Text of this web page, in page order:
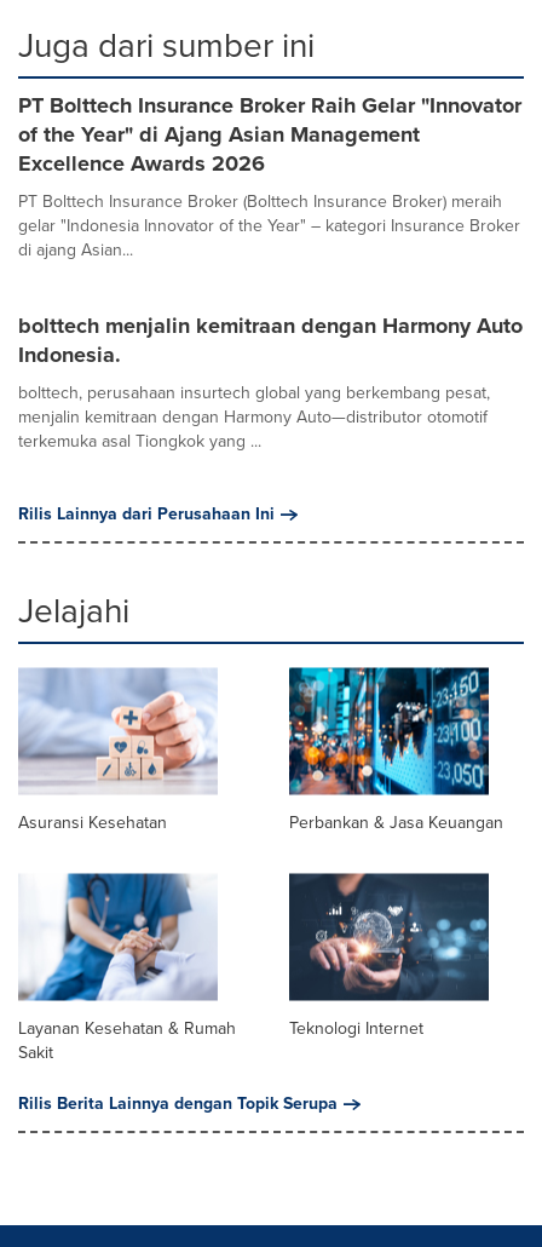
Juga dari sumber ini
PT Bolttech Insurance Broker Raih Gelar "Innovator
of the Year" di Ajang Asian Management
Excellence Awards 2026
PT Bolttech Insurance Broker (Bolttech Insurance Broker) meraih
gelar "Indonesia Innovator of the Year" – kategori Insurance Broker
di ajang Asian...
bolttech menjalin kemitraan dengan Harmony Auto
Indonesia.
bolttech, perusahaan insurtech global yang berkembang pesat,
menjalin kemitraan dengan Harmony Auto—distributor otomotif
terkemuka asal Tiongkok yang ...
Rilis Lainnya dari Perusahaan Ini
Jelajahi
Asuransi Kesehatan Perbankan & Jasa Keuangan
Layanan Kesehatan & Rumah
Sakit
Teknologi Internet
Rilis Berita Lainnya dengan Topik Serupa